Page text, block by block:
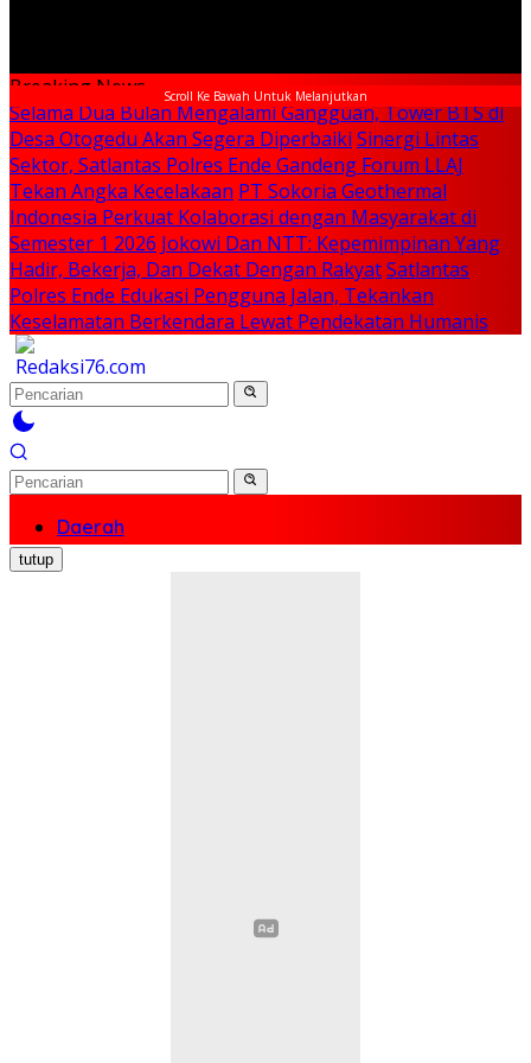
Scroll Ke Bawah Untuk Melanjutkan
Breaking News
Selama Dua Bulan Mengalami Gangguan, Tower BTS di
Desa Otogedu Akan Segera Diperbaiki Sinergi Lintas
Sektor, Satlantas Polres Ende Gandeng Forum LLAJ
Tekan Angka Kecelakaan PT Sokoria Geothermal
Indonesia Perkuat Kolaborasi dengan Masyarakat di
Semester 1 2026 Jokowi Dan NTT: Kepemimpinan Yang
Hadir, Bekerja, Dan Dekat Dengan RakyatSatlantas
Polres Ende Edukasi Pengguna Jalan, Tekankan
Keselamatan Berkendara Lewat Pendekatan Humanis
Daerah
Nasional
Politik
tutup